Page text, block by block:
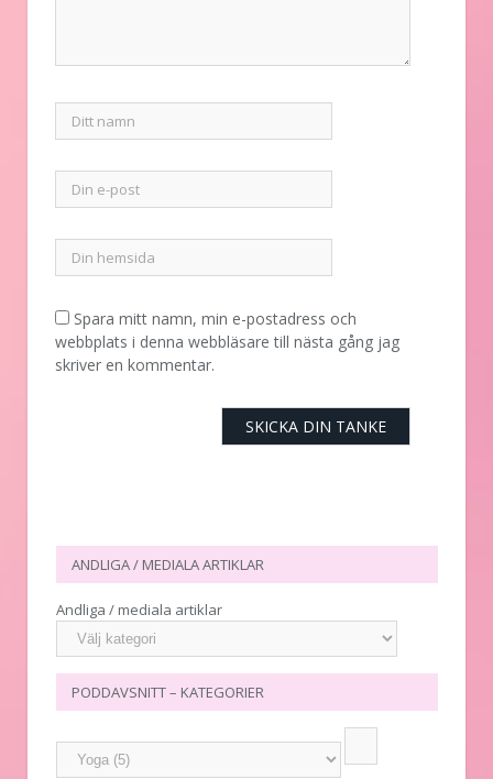
Spara mitt namn, min e-postadress och
webbplats i denna webbläsare till nästa gång jag
skriver en kommentar.
ANDLIGA / MEDIALA ARTIKLAR
Andliga / mediala artiklar
PODDAVSNITT – KATEGORIER